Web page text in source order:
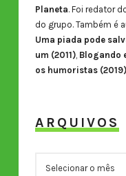
Planeta. Foi redator
do grupo. Também é
Uma piada pode
um (2011), Blogando
os humoristas (2019)
ARQUIVOS